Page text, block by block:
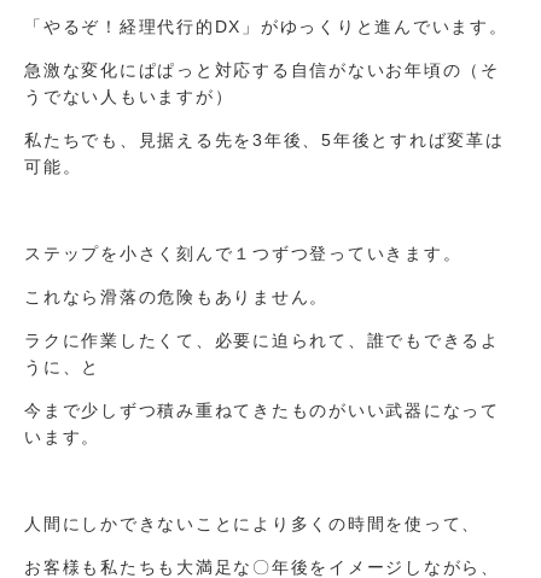
「やるぞ！経理代行的DX」がゆっくりと進んでいます。
急激な変化にぱぱっと対応する自信がないお年頃の（そ
うでない人もいますが）
私たちでも、見据える先を3年後、5年後とすれば変革は
可能。
ステップを小さく刻んで１つずつ登っていきます。
これなら滑落の危険もありません。
ラクに作業したくて、必要に迫られて、誰でもできるよ
うに、と
今まで少しずつ積み重ねてきたものがいい武器になって
います。
人間にしかできないことにより多くの時間を使って、
お客様も私たちも大満足な〇年後をイメージしながら、